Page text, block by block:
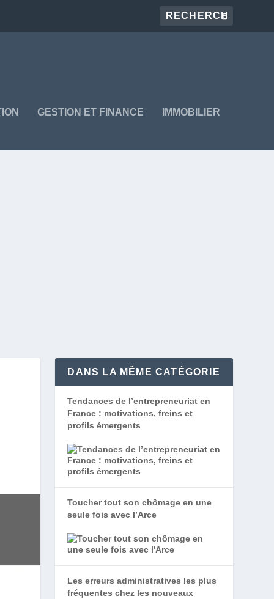
GESTION ET FINANCE IMMOBILIER
DANS LA MÊME CATÉGORIE
Tendances de l’entrepreneuriat en
France : motivations, freins et
profils émergents
Toucher tout son chômage en une
seule fois avec l’Arce
Les erreurs administratives les plus
fréquentes chez les nouveaux